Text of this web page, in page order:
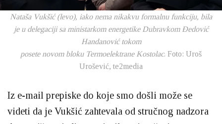
Nataša Vukšić (levo), iako nema nikakvu formalnu funkciju, bila
je u delegaciji sa ministarkom energetike Dubravkom Đedović
Handanović tokom
posete novom bloku Termoelektrane Kostolac. Foto: Uroš
Urošević, te2media
Iz e-mail prepiske do koje smo došli može se
videti da je Vukšić zahtevala od stručnog nadzora